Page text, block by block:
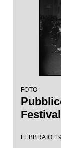
FOTO
FEBBRAIO